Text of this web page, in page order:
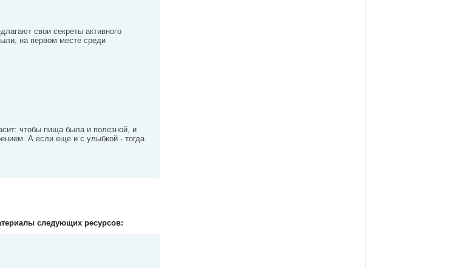
свои секреты активного
на первом месте среди
чтобы пища была и полезной, и
А если еще и с улыбкой - тогда
следующих ресурсов: